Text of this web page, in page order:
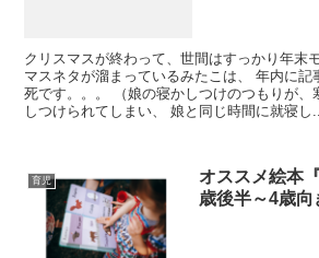
クリスマスが終わって、世間はすっかり年末
マスネタが溜まっているみたこは、 年内に記
死です。。。 （娘の寝かしつけのつもりが、
しつけられてしまい、 娘と同じ時間に就寝し
育児
オススメ絵本
歳後半～4歳向